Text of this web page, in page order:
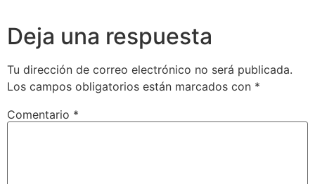
Deja una respuesta
Tu dirección de correo electrónico no será publicada.
Los campos obligatorios están marcados con *
Comentario *